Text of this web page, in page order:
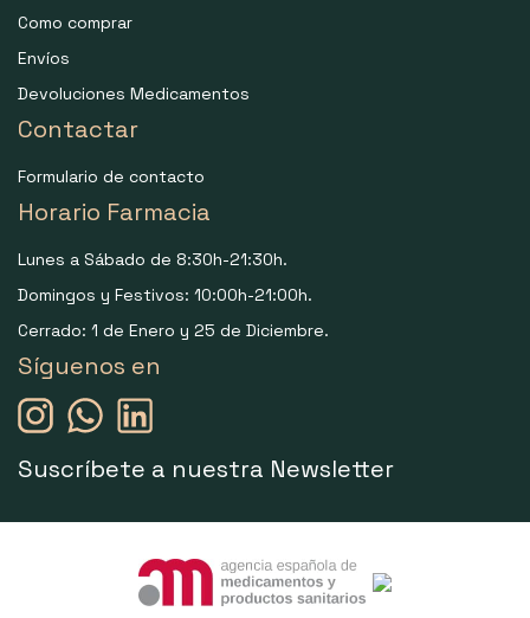
Como comprar
Envíos
Devoluciones Medicamentos
Contactar
Formulario de contacto
Horario Farmacia
Lunes a Sábado de 8:30h-21:30h.
Domingos y Festivos: 10:00h-21:00h.
Cerrado: 1 de Enero y 25 de Diciembre.
Síguenos en
Suscríbete a nuestra Newsletter